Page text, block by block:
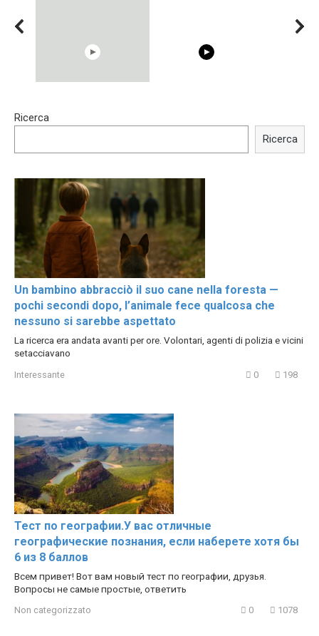
Trying BOLLYWOOD
Shocking illusion - Pretty
Ricerca
Ricerca
Un bambino abbracciò il suo cane nella foresta —
pochi secondi dopo, l’animale fece qualcosa che
nessuno si sarebbe aspettato
La ricerca era andata avanti per ore. Volontari, agenti di polizia e vicini
setacciavano
Interessante 0 198
Тест по географии.У вас отличные
географические познания, если наберете хотя бы
6 из 8 баллов
Всем привет! Вот вам новый тест по географии, друзья.
Вопросы не самые простые, ответить
Non categorizzato 0 1078